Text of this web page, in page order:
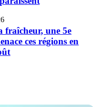
fraîcheur, une 5e
ces régions en